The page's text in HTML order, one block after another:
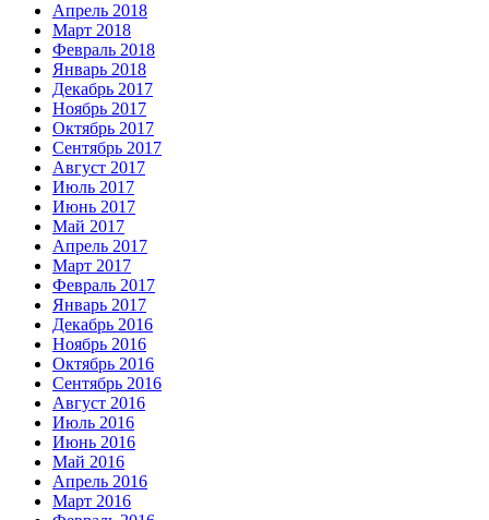
Апрель 2018
Март 2018
Февраль 2018
Январь 2018
Декабрь 2017
Ноябрь 2017
Октябрь 2017
Сентябрь 2017
Август 2017
Июль 2017
Июнь 2017
Май 2017
Апрель 2017
Март 2017
Февраль 2017
Январь 2017
Декабрь 2016
Ноябрь 2016
Октябрь 2016
Сентябрь 2016
Август 2016
Июль 2016
Июнь 2016
Май 2016
Апрель 2016
Март 2016